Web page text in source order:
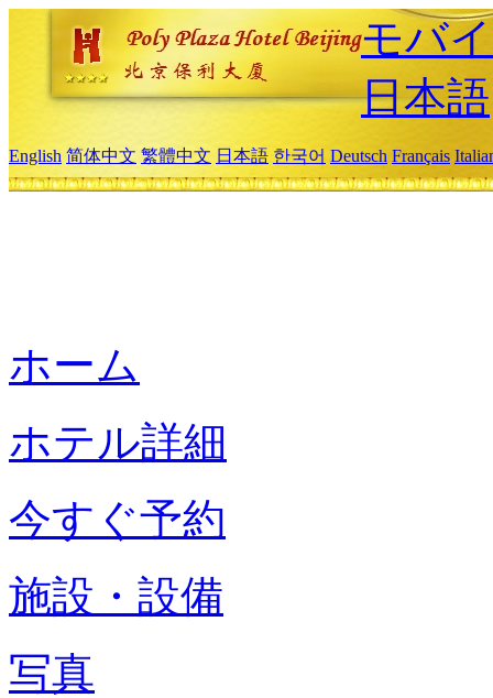
モバ
日本語
English 简体中文 繁體中文 日本語 한국어 Deutsch Français
ホーム
ホテル詳細
今すぐ予約
施設・設備
写真